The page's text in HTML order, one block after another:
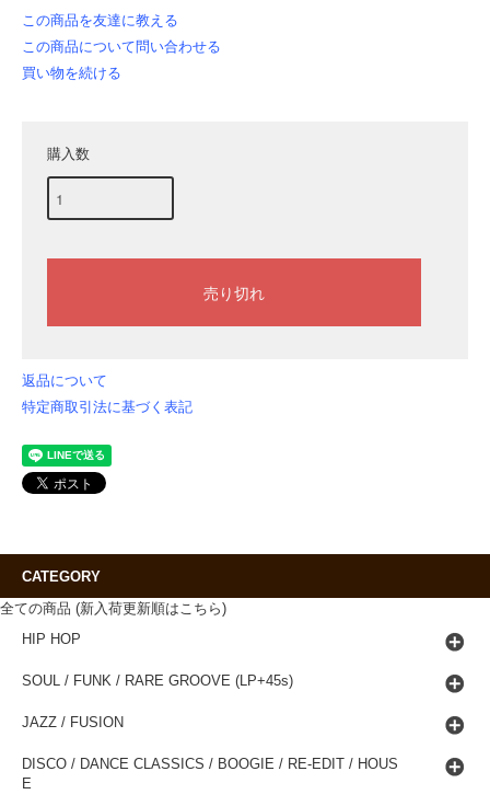
この商品を友達に教える
この商品について問い合わせる
買い物を続ける
購入数
返品について
特定商取引法に基づく表記
CATEGORY
全ての商品 (新入荷更新順はこちら)
HIP HOP
SOUL / FUNK / RARE GROOVE (LP+45s)
JAZZ / FUSION
DISCO / DANCE CLASSICS / BOOGIE / RE-EDIT / HOUS
E